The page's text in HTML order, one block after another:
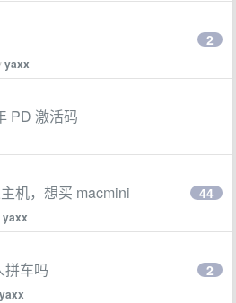
yaxx
2
PD 激活码
机，想买 macmini
yaxx
44
拼车吗
yaxx
2